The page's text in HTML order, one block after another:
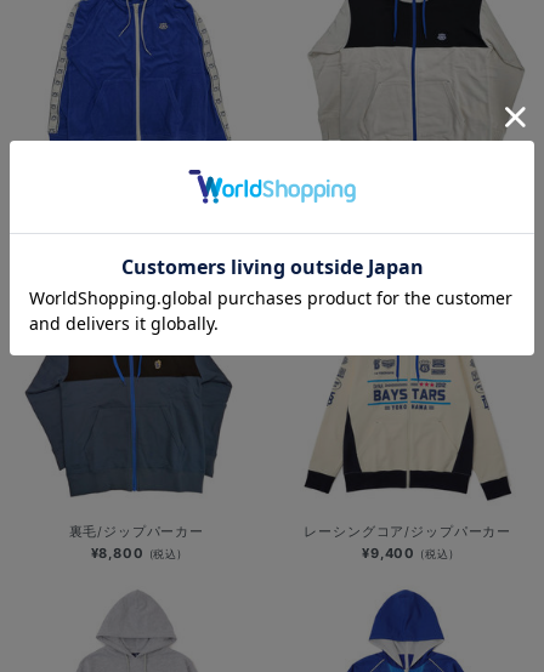
パイル/ジップパーカー/DB.スターマ
¥8,400
裏毛/ジップパーカー/DB.スターマン
裏毛/ジップパーカー
¥8,800 (税込)
レーシングコア/ジップパーカー
¥9,400 (税込)